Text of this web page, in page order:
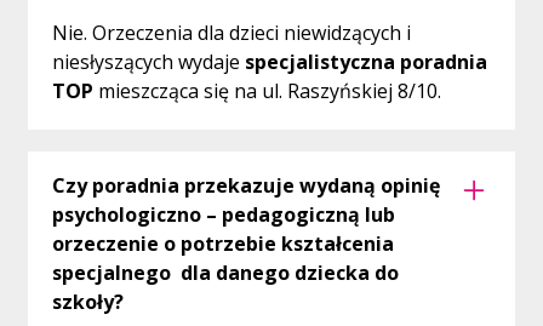
Nie. Orzeczenia dla dzieci niewidzących i
niesłyszących wydaje specjalistyczna poradnia
TOP mieszcząca się na ul. Raszyńskiej 8/10.
Czy poradnia przekazuje wydaną opinię
psychologiczno – pedagogiczną lub
orzeczenie o potrzebie kształcenia
specjalnego dla danego dziecka do
szkoły?